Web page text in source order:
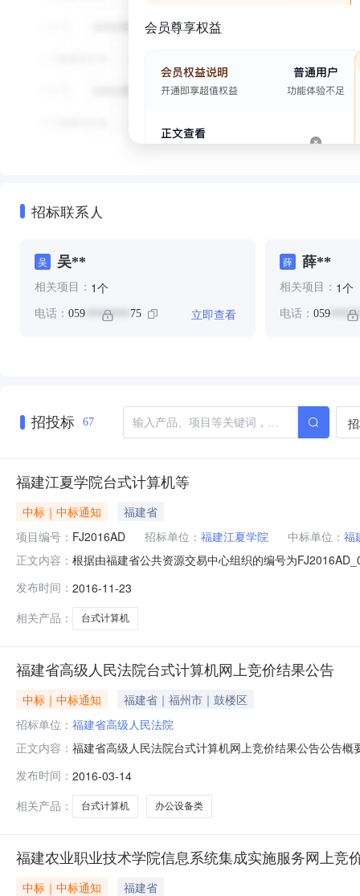
会员尊享权益
招标联系人
吴 吴**
相关项目： 1个
电话： 059 ******** 75 立即查看
薛 薛**
相关项目： 1个
电话： 059
招投标 67
福建江夏学院台式计算机等
中标｜中标通知
福建省
项目编号： FJ2016AD 招标单位： 福建江夏学院 中标单位： 福
正文内容： 根据由福建省公共资源交易中心组织的编号为
投报品牌、型号技术指标等供货及售后服务要求采购单
发布时间： 2016-11-23
相关产品：
台式计算机
福建省高级人民法院台式计算机网上竞价结果公告
中标｜中标通知
福建省｜福州市｜鼓楼区
招标单位： 福建省高级人民法院
正文内容： 福建省高级人民法院台式计算机网上竞价结果公告公告
高级人民法院采购人地址福建省福州市鼓楼区西二环北
发布时间： 2016-03-14
相关产品：
台式计算机 办公设备类
福建农业职业技术学院信息系统集成实施服务网上竞
中标｜中标通知
福建省